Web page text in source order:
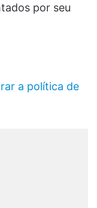
por seu
a política de